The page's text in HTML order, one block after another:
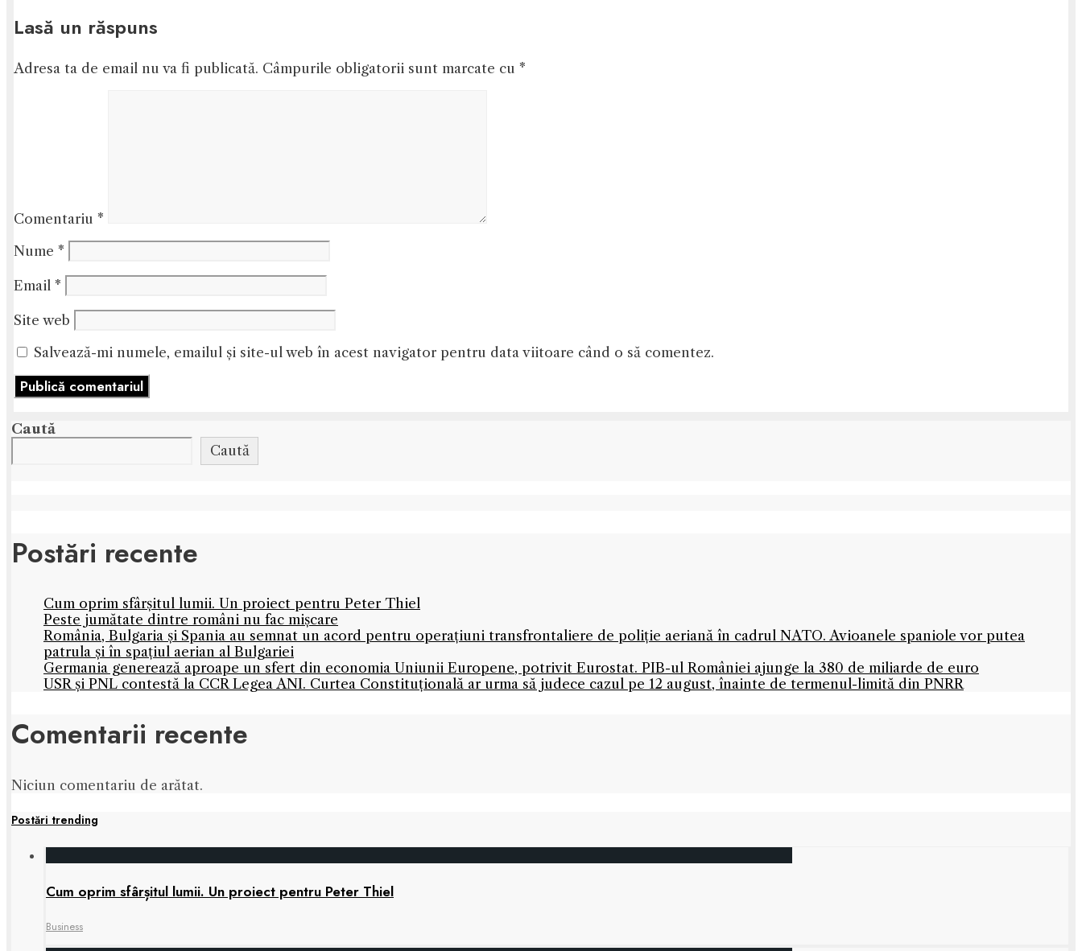
Lasă un răspuns
Adresa ta de email nu va fi publicată. Câmpurile obligatorii sunt marcate cu *
Comentariu *
Nume *
Email *
Site web
Salvează-mi numele, emailul și site-ul web în acest navigator pentru data viitoare când o să comentez.
Caută
Caută
Postări recente
Cum oprim sfârșitul lumii. Un proiect pentru Peter Thiel
Peste jumătate dintre români nu fac mișcare
România, Bulgaria și Spania au semnat un acord pentru operațiuni transfrontaliere de poliție aeriană în cadrul NATO. Avioanele spaniole vor putea
patrula și în spațiul aerian al Bulgariei
Germania generează aproape un sfert din economia Uniunii Europene, potrivit Eurostat. PIB-ul României ajunge la 380 de miliarde de euro
USR și PNL contestă la CCR Legea ANI. Curtea Constituțională ar urma să judece cazul pe 12 august, înainte de termenul-limită din PNRR
Comentarii recente
Niciun comentariu de arătat.
Postări trending
Cum oprim sfârșitul lumii. Un proiect pentru Peter Thiel
Business